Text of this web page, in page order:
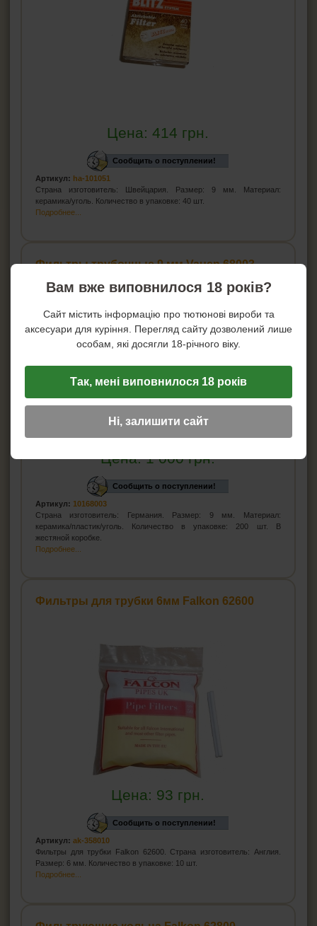
Цена:414 грн.
Сообщить о поступлении!
Артикул: ha-101051
Страна изготовитель: Швейцария. Размер: 9 мм. Материал:
керамика/уголь. Количество в упаковке: 40 шт.
Подробнее...
Фильтры трубочные 9 мм Vauen 68003
Цена:1 000грн.
Сообщить о поступлении!
Артикул: 10168003
Страна изготовитель: Германия. Размер: 9 мм. Материал:
керамика/пластик/уголь. Количество в упаковке: 200 шт. В
жестяной коробке.
Подробнее...
Фильтры для трубки 6мм Falkon 62600
Цена: 93 грн.
Сообщить о поступлении!
Артикул: ak-358010
Фильтры для трубки Falkon 62600. Страна изготовитель: Англия.
Размер: 6 мм. Количество в упаковке: 10 шт.
Подробнее...
Вам вже виповнилося 18 років?
Сайт містить інформацію про тютюнові вироби та
аксесуари для куріння. Перегляд сайту дозволений лише
особам, які досягли 18-річного віку.
Так, мені виповнилося 18 років
Ні, залишити сайт